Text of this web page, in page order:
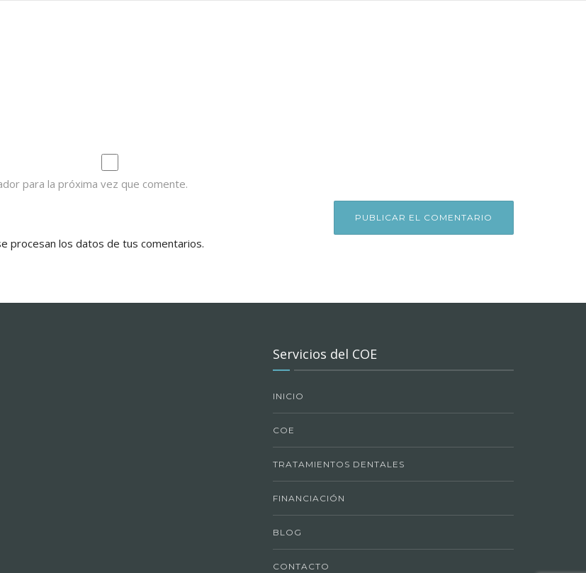
para la próxima vez que comente.
procesan los datos de tus comentarios.
Servicios del COE
INICIO
COE
TRATAMIENTOS DENTALES
FINANCIACIÓN
BLOG
CONTACTO